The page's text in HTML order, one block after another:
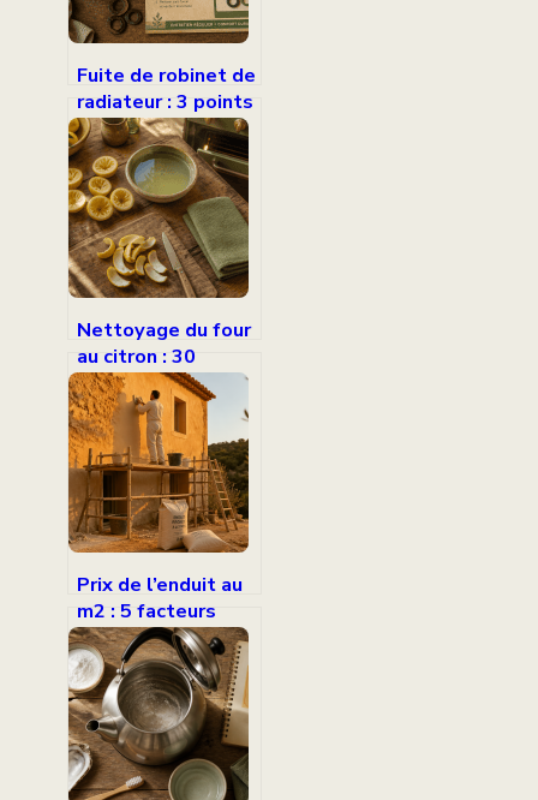
Fuite de robinet de
radiateur : 3 points
de contrôle pour
stopper
l’écoulement sans
appeler un
plombier
Nettoyage du four
au citron : 30
minutes et 2
agrumes pour
dissoudre les
graisses tenaces
Prix de l’enduit au
m2 : 5 facteurs
techniques qui
font varier votre
facture